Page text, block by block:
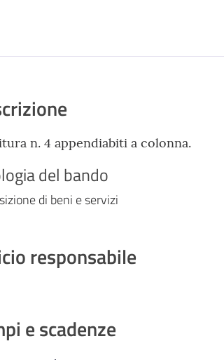
n. 4 appendiabiti a colonna.
del bando
di beni e servizi
responsabile
e scadenze